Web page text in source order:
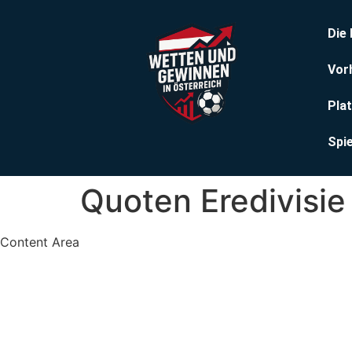
Die
Quoten Eredivisie
Content Area